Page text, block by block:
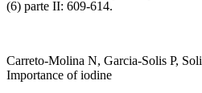
(6) parte II: 609-614.
Carreto-Molina N, Garcia-Solis P,
Importance of iodine